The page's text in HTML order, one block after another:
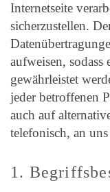
Internetseite
sicherzustellen.
aufweisen,
gewährleistet
jeder betroffenen
auch auf
telefonisch, an
1.